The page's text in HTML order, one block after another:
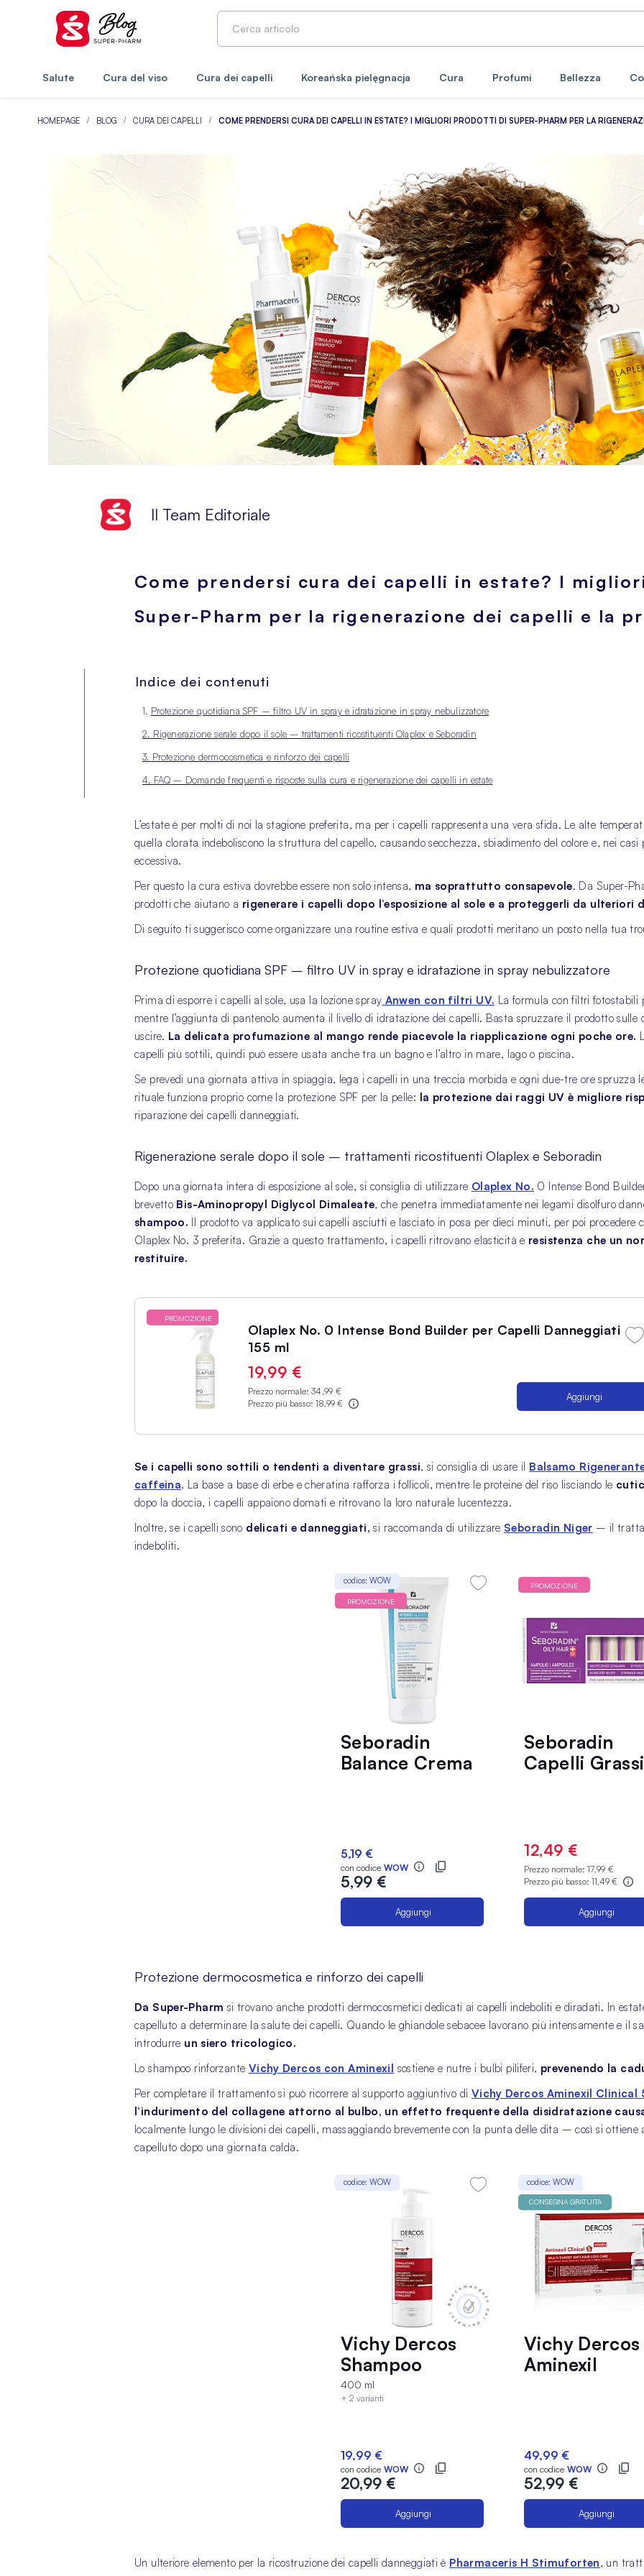
Salute Cura del viso Cura dei capelli Koreańska pielęgnacja Cura Profumi Bellezza
HOMEPAGE BLOG CURA DEI CAPELLI COME PRENDERSI CURA DEI CAPELLI IN ESTATE? I MIGLIORI PRODOTTI DI SUPER-PHARM PER LA
Il Team Editoriale
Come prendersi cura dei capelli in estate? I
Super-Pharm per la rigenerazione dei capelli e la
Indice dei contenuti
1. Protezione quotidiana SPF – filtro UV in spray e idratazione in spray nebulizzatore
2. Rigenerazione serale dopo il sole – trattamenti ricostituenti Olaplex e Seboradin
3. Protezione dermocosmetica e rinforzo dei capelli
4. FAQ – Domande frequenti e risposte sulla cura e rigenerazione dei capelli in estate
L’estate è per molti di noi la stagione preferita, ma per i capelli rappresenta una vera sfida. Le alte
quella clorata indeboliscono la struttura del capello, causando secchezza, sbiadimento del colore e, nei
eccessiva.
Per questo la cura estiva dovrebbe essere non solo intensa, ma soprattutto consapevole. Da Super-
prodotti che aiutano a rigenerare i capelli dopo l’esposizione al sole e a proteggerli da ulteriori
Di seguito ti suggerisco come organizzare una routine estiva e quali prodotti meritano un posto nella tua
Protezione quotidiana SPF – filtro UV in spray e idratazione in spray nebulizzatore
Prima di esporre i capelli al sole, usa la lozione spray Anwen con filtri UV. La formula con filtri fotostabili
mentre l’aggiunta di pantenolo aumenta il livello di idratazione dei capelli. Basta spruzzare il prodotto
uscire. La delicata profumazione al mango rende piacevole la riapplicazione ogni poche ore.
capelli più sottili, quindi può essere usata anche tra un bagno e l’altro in mare, lago o piscina.
Se prevedi una giornata attiva in spiaggia, lega i capelli in una treccia morbida e ogni due-tre ore spruzza
rituale funziona proprio come la protezione SPF per la pelle: la protezione dai raggi UV è migliore
riparazione dei capelli danneggiati.
Rigenerazione serale dopo il sole – trattamenti ricostituenti Olaplex e Seboradin
Dopo una giornata intera di esposizione al sole, si consiglia di utilizzare Olaplex No. 0 Intense Bond
brevetto Bis-Aminopropyl Diglycol Dimaleate, che penetra immediatamente nei legami disolfuro
shampoo. Il prodotto va applicato sui capelli asciutti e lasciato in posa per dieci minuti, per poi procedere
Olaplex No. 3 preferita. Grazie a questo trattamento, i capelli ritrovano elasticità e resistenza che un
restituire.
PROMOZIONE
Olaplex No. 0 Intense Bond Builder per Capelli Danneggiati
155 ml
19,99 €
Prezzo normale: 34,99 €
Prezzo più basso: 18,99 €
Aggiungi
Se i capelli sono sottili o tendenti a diventare grassi, si consiglia di usare il Balsamo
caffeina. La base a base di erbe e cheratina rafforza i follicoli, mentre le proteine del riso lisciando le
dopo la doccia, i capelli appaiono domati e ritrovano la loro naturale lucentezza.
Inoltre, se i capelli sono delicati e danneggiati, si raccomanda di utilizzare Seboradin Niger – il
indeboliti.
codice: WOW
PROMOZIONE
Seboradin
Balance Crema
ml
5,19 €
con codice WOW
5,99 €
Aggiungi
PROMOZIONE
Seboradin
Capelli Grassi
Capelli
Indeboliti 77
12,49 €
Prezzo normale: 17,99 €
Prezzo più basso: 11,49 €
Aggiungi
Protezione dermocosmetica e rinforzo dei capelli
Da Super-Pharm si trovano anche prodotti dermocosmetici dedicati ai capelli indeboliti e diradati. In
capelluto a determinare la salute dei capelli. Quando le ghiandole sebacee lavorano più intensamente e il
introdurre un siero tricologico.
Lo shampoo rinforzante Vichy Dercos con Aminexil sostiene e nutre i bulbi piliferi, prevenendo la
Per completare il trattamento si può ricorrere al supporto aggiuntivo di Vichy Dercos Aminexil Clinical
l’indurimento del collagene attorno al bulbo, un effetto frequente della disidratazione
localmente lungo le divisioni dei capelli, massaggiando brevemente con la punta delle dita – così si ottiene
capelluto dopo una giornata calda.
codice: WOW
Vichy Dercos
Shampoo
Rinforzante
400 ml
400 ml
+ 2 varianti
19,99 €
con codice WOW
20,99 €
Aggiungi
codice: WOW
CONSEGNA GRATUITA
Vichy Dercos
Aminexil
Capelli per
Donne 126 ml
49,99 €
con codice WOW
52,99 €
Aggiungi
Un ulteriore elemento per la ricostruzione dei capelli danneggiati è Pharmaceris H Stimuforten, un